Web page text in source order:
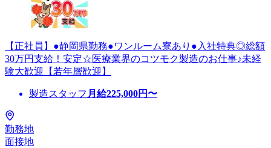
【正社員】●静岡県勤務●ワンルーム寮あり●入社特典◎総額
30万円支給！安定☆医療業界のコツモク製造のお仕事♪未経
験大歓迎【若年層歓迎】
製造スタッフ 月給225,000円〜
勤務地
面接地